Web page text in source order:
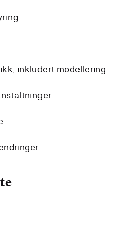
inkludert modellering